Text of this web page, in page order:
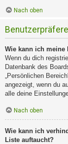
Nach oben
Wie kann ich meine
Wenn du dich
Datenbank des
„Persönlichen
angezeigt, wenn du
alle deine
Nach oben
Wie kann ich
Liste auftaucht?